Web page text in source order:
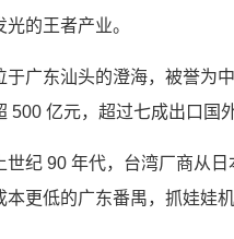
光的王者产业。
于广东汕头的澄海，被誉为
500 亿元，超过七成出口国外
上世纪 90 年代，台湾厂商从
本更低的广东番禺，抓娃娃